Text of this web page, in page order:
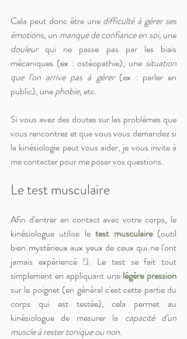
Cela peut donc être une difficulté à gérer ses
émotions, un manque de confiance en soi
douleur qui ne passe pas par les biais
mécaniques (ex : ostéopathie), une situation
que l'on arrive pas à gérer (ex : parler en
public), une phobie, etc.
Si vous avez des doutes sur les problèmes que
vous rencontrez et que vous vous demandez si
la kinésiologie peut vous aider, je vous invite à
me contacter pour me poser vos questions.
Le test musculaire
Afin d'entrer en contact avec votre corps, le
kinésiologue utilise le test musculaire (outil
bien mystérieux aux yeux de ceux qui ne l'ont
jamais expériencé !). Le test se fait tout
simplement en appliquant une légère pression
sur le poignet (en général c'est cette partie du
corps qui est testée), cela permet au
kinésiologue de mesurer la capacité d'un
muscle à rester tonique ou non.